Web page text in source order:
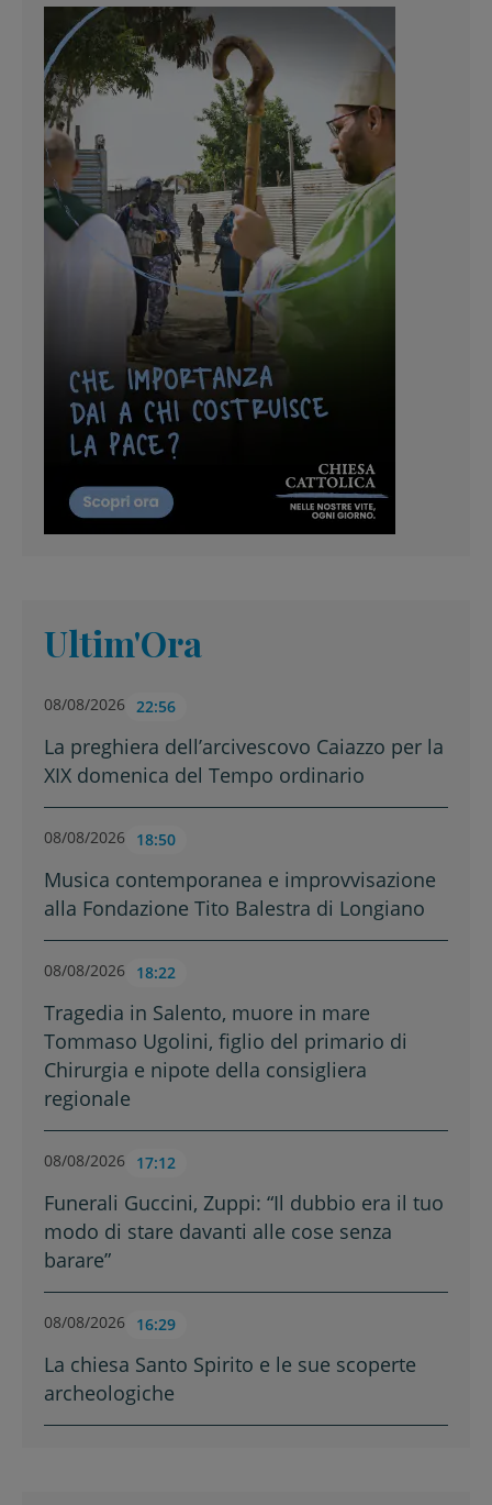
Ultim'Ora
08/08/2026 22:56
La preghiera dell’arcivescovo Caiazzo per la
XIX domenica del Tempo ordinario
08/08/2026 18:50
Musica contemporanea e improvvisazione
alla Fondazione Tito Balestra di Longiano
08/08/2026 18:22
Tragedia in Salento, muore in mare
Tommaso Ugolini, figlio del primario di
Chirurgia e nipote della consigliera
regionale
08/08/2026 17:12
Funerali Guccini, Zuppi: “Il dubbio era il tuo
modo di stare davanti alle cose senza
barare”
08/08/2026 16:29
La chiesa Santo Spirito e le sue scoperte
archeologiche